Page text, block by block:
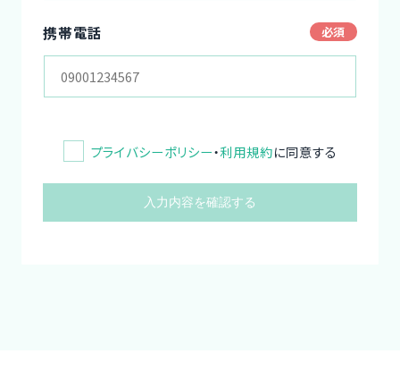
携帯電話
プライバシーポリシー・利用規約に同意する
入力内容を確認する